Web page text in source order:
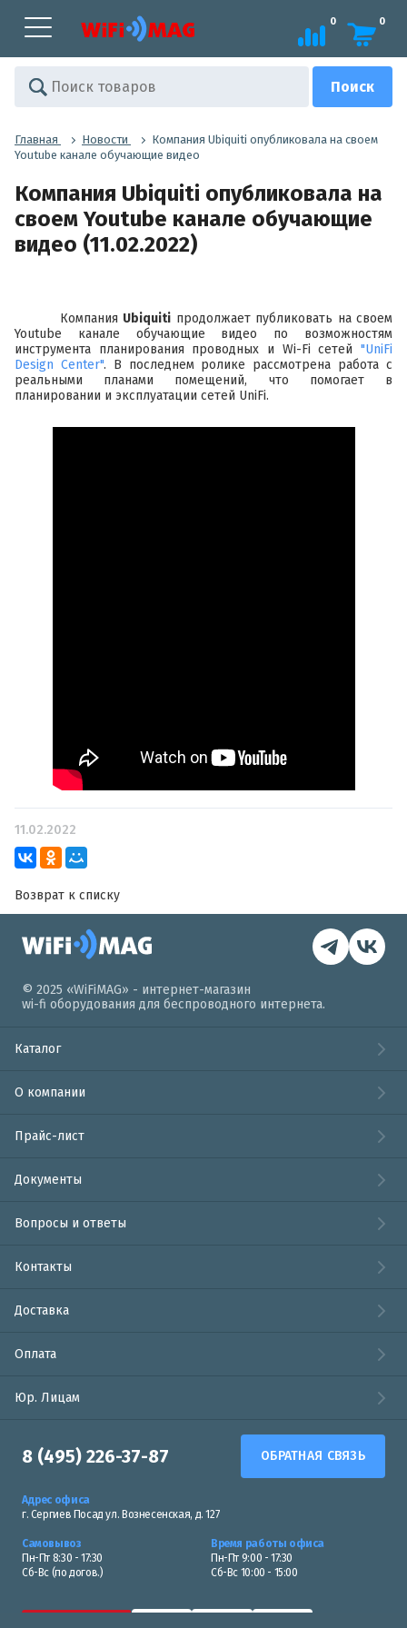
0 0
Главная Новости
Компания Ubiquiti опубликовала на своем
Youtube канале обучающие видео
Компания Ubiquiti опубликовала на
своем Youtube канале обучающие
видео (11.02.2022)
Компания Ubiquiti продолжает публиковать на своем
Youtube канале обучающие видео по возможностям
инструмента планирования проводных и Wi-Fi сетей "UniFi
Design Center". В последнем ролике рассмотрена работа с
реальными планами помещений, что помогает в
планировании и эксплуатации сетей UniFi.
11.02.2022
Возврат к списку
© 2025 «WiFiMAG» - интернет-магазин
wi-fi оборудования для беспроводного интернета.
Каталог
О компании
Прайс-лист
Документы
Вопросы и ответы
Контакты
Доставка
Оплата
Юр. Лицам
8 (495) 226-37-87 ОБРАТНАЯ СВЯЗЬ
Адрес офиса
г. Сергиев Посад ул. Вознесенская, д. 127
Самовывоз
Пн-Пт 8:30 - 17:30
Сб-Вс (по догов.)
Время работы офиса
Пн-Пт 9:00 - 17:30
Сб-Вс 10:00 - 15:00